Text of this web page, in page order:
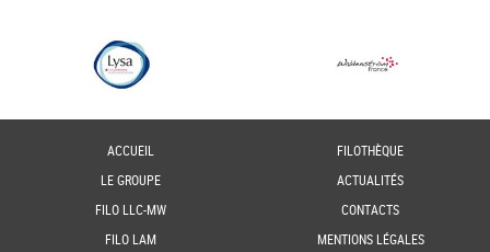
ACCUEIL
LE GROUPE
FILO LLC-MW
FILO LAM
FILOTHÈQUE
ACTUALITÉS
CONTACTS
MENTIONS LÉGALES